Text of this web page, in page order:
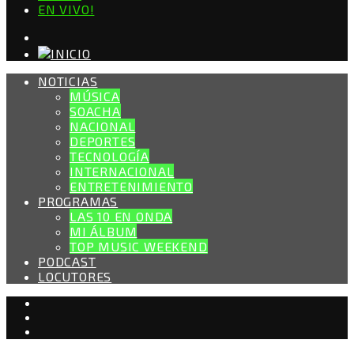
EN VIVO!
NOTICIAS
MÚSICA
SOACHA
NACIONAL
DEPORTES
TECNOLOGÍA
INTERNACIONAL
ENTRETENIMIENTO
PROGRAMAS
LAS 10 EN ONDA
MI ÁLBUM
TOP MUSIC WEEKEND
PODCAST
LOCUTORES